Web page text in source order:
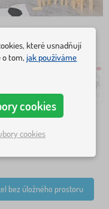
bez úložného prostoru
které usnadňují
o tom,jak používáme
cookies
cookies